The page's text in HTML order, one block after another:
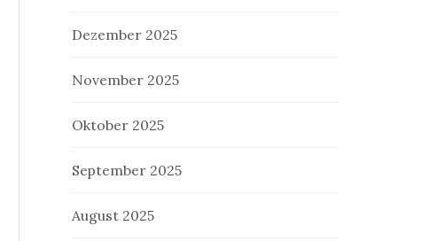
Dezember 2025
November 2025
Oktober 2025
September 2025
August 2025